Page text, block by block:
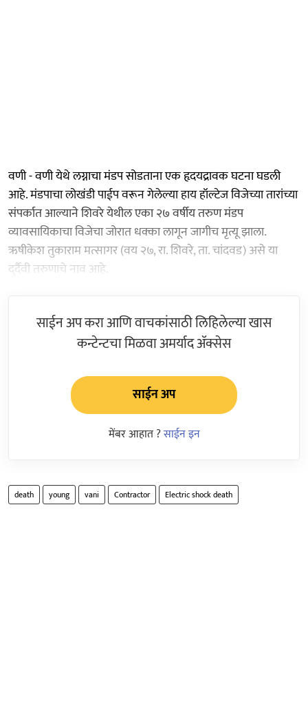
वणी - वणी येथे लग्नाचा मंडप सोडताना एक हृदयद्रावक घटना घडली
आहे. मंडपाचा लोखंडी पाईप वरून गेलेल्या हाय हॉल्टेज विजेच्या तारांच्या
संपर्कात आल्याने शिवरे येथील एका २७ वर्षीय तरुण मंडप
व्यावसायिकाचा विजेचा जोरात धक्का लागून जागीच मृत्यू झाला.
ऋषीकेश तुकाराम मत्सागर (वय २७, रा. शिवरे, ता. चांदवड) असे या
दुर्दैवी तरुणाचे नाव आहे.
साईन अप करा आणि वाचकांसाठी लिहिलेल्या खास
कन्टेन्टचा मिळवा अमर्याद ॲक्सेस
साईन अप
मेंबर आहात ?साईन इन
death young vani Contractor Electric shock death